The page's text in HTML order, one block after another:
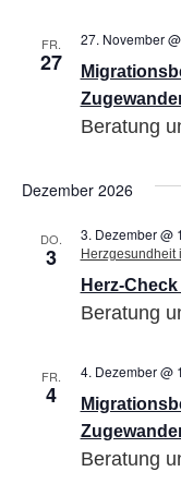
FR.
27
27. November
Beratung
Dezember 2026
DO.
3
Herz-
3. Dezember @
Herzgesundheit
Beratung
FR.
4
4. Dezember @
Beratung